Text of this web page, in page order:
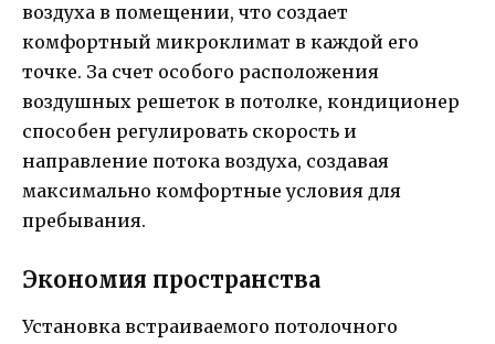
воздуха в помещении, что создает
комфортный микроклимат в каждой его
точке. За счет особого расположения
воздушных решеток в потолке, кондиционер
способен регулировать скорость и
направление потока воздуха, создавая
максимально комфортные условия для
пребывания.
Экономия пространства
Установка встраиваемого потолочного